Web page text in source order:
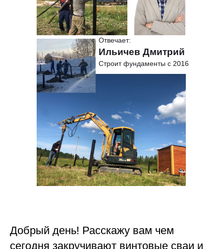
Ильичев Дмитрий
Отвечает:
Строит фундаменты с 2016
Добрый день! Расскажу вам чем
сегодня закручивают винтовые сваи и